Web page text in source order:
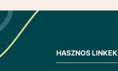
HASZNOS LINKEK